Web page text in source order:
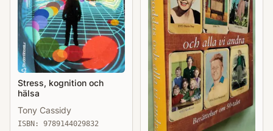
Stress, kognition och
hälsa
Tony Cassidy
ISBN: 9789144029832